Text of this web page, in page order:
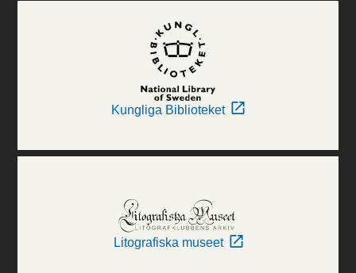
Kungliga Biblioteket
Litografiska museet